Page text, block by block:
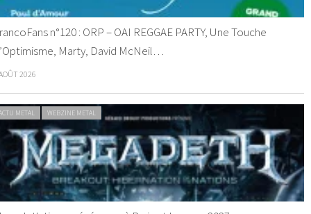
n°120 : ORP – OAI REGGAE PARTY, Une Touche
Marty, David McNeil…
2026
METAL WEBZINE METAL